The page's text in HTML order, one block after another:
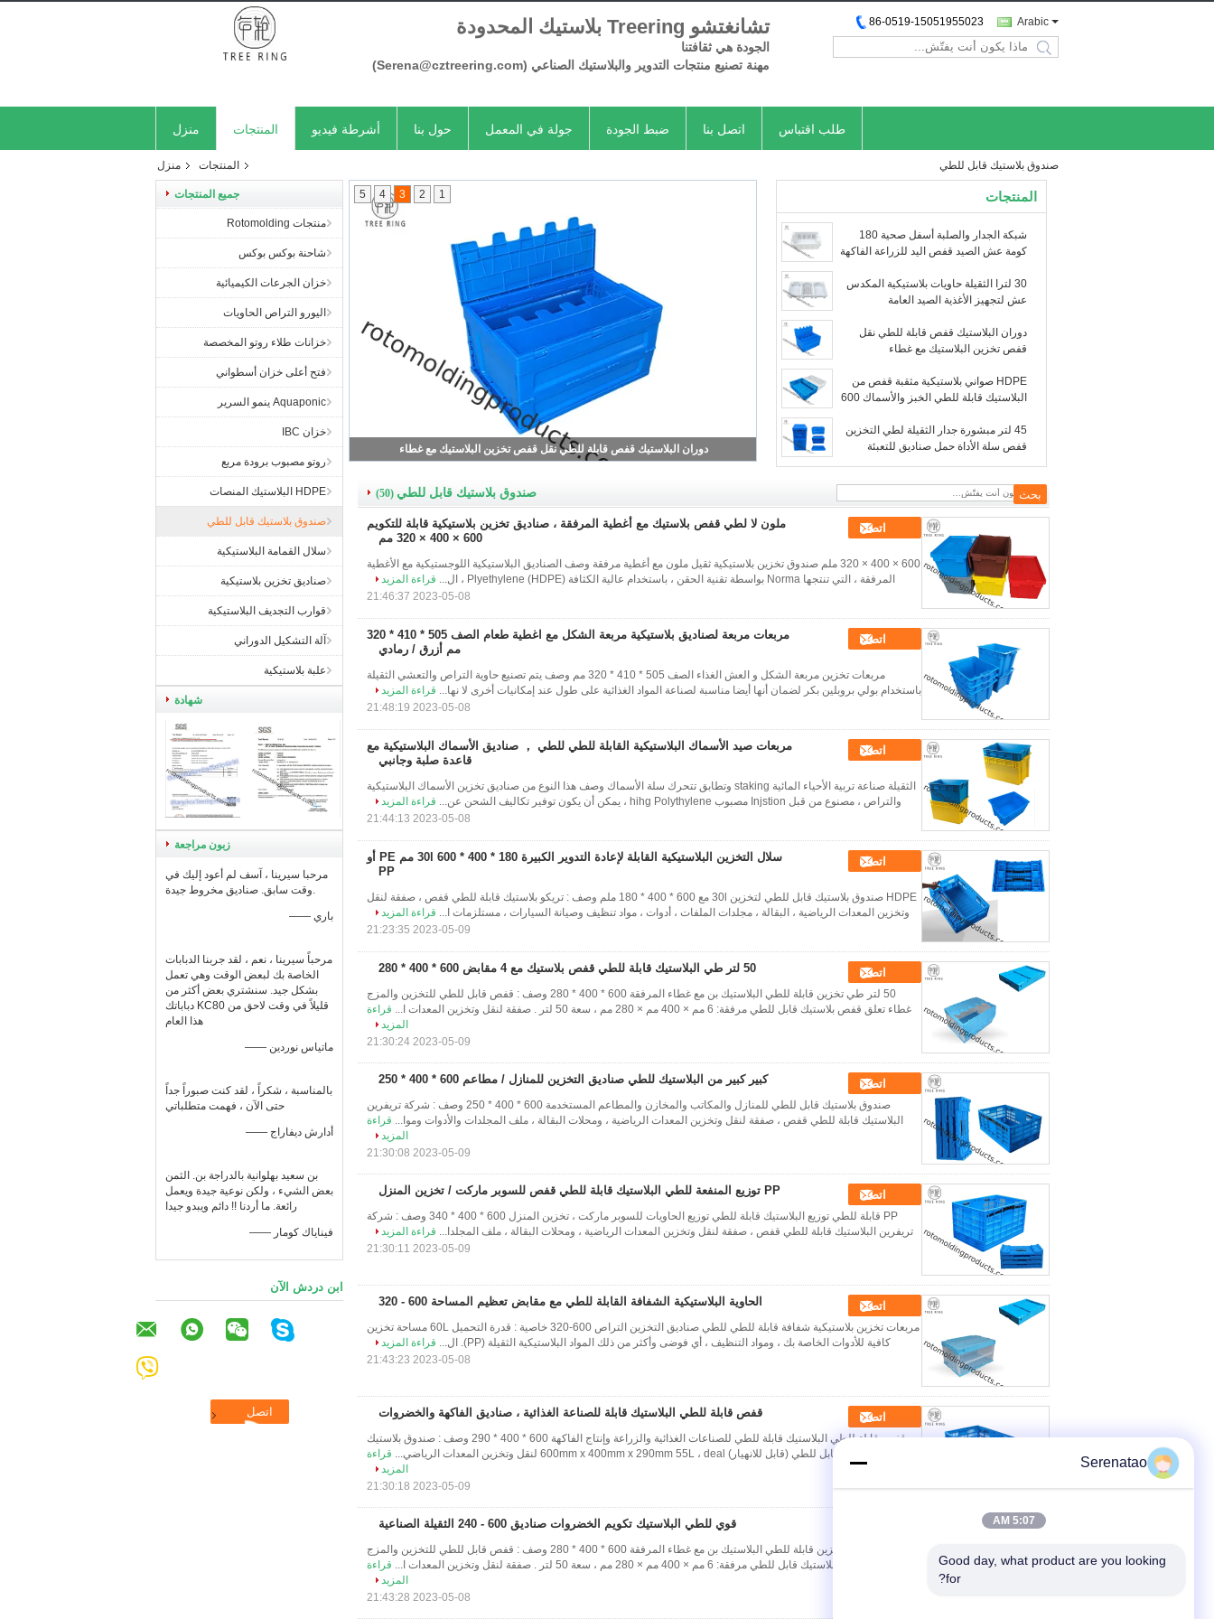
تشانغتشو Treering بلاستيك المحدودة
الجودة هي ثقافتنا
مهنة تصنيع منتجات التدوير والبلاستيك الصناعي (Serena@cztreering.com)
Arabic
86-0519-15051955023
search
منزل المنتجات أشرطة فيديو حول بنا جولة في المعمل ضبط الجودة اتصل بنا طلب اقتباس
منزل المنتجات صندوق بلاستيك قابل للطي
جميع المنتجات
منتجات Rotomolding
شاحنة بوكس ​​بوكس
خزان الجرعات الكيميائية
اليورو التراص الحاويات
خزانات طلاء روتو المخصصة
فتح أعلى خزان أسطواني
Aquaponic ينمو السرير
خزان IBC
روتو مصبوب برودة مربع
HDPE البلاستيك المنصات
صندوق بلاستيك قابل للطي
سلال القمامة البلاستيكية
صناديق تخزين بلاستيكية
قوارب التجديف البلاستيكية
آلة التشكيل الدوراني
علبة بلاستيكية
شهادة
زبون مراجعة
مرحبا سيرينا ، آسف لم أعود إليك في
وقت سابق. صناديق مخروط جيدة.
—— باري
مرحباً سيرينا ، نعم ، لقد جربنا الدبابات
الخاصة بك لبعض الوقت وهي تعمل
بشكل جيد. سنشتري بعض أكثر من
دباباتك KC80 قليلاً في وقت لاحق من
هذا العام
—— ماتياس نوردين
بالمناسبة ، شكراً ، لقد كنت صبوراً جداً
حتى الآن ، فهمت متطلباتي
—— أدارش ديفاراج
بن سعيد بهلوانية بالدراجة بن. الثمن
بعض الشيء ، ولكن نوعية جيدة ويعمل
رائعة. ما أردنا !! دائم ويبدو جيدا
—— فيناياك كومار
ابن دردش الآن
1
2
3
4
5 المنتجات
شبكة الجدار والصلبة أسفل صحية 180
كومة عش الصيد قفص اليد للزراعة الفاكهة
30 لترا الثقيلة حاويات بلاستيكية المكدس
عش لتجهيز الأغذية الصيد العامة
دوران البلاستيك قفص قابلة للطي نقل
قفص تخزين البلاستيك مع غطاء
HDPE صواني بلاستيكية مثقبة قفص من
البلاستيك قابلة للطي الخبز والأسماك 600
45 لتر مبشورة جدار الثقيلة لطي التخزين
قفص سلة الأداة حمل صناديق للتعبئة
صندوق بلاستيك قابل للطي (50)
ملون لا لطي قفص بلاستيك مع أغطية المرفقة ، صناديق تخزين بلاستيكية قابلة للتكويم
600 × 400 × 320 مم
اتصل
600 × 400 × 320 ملم صندوق تخزين بلاستيكية ثقيل ملون مع أغطية مرفقة وصف الصناديق البلاستيكية اللوجستيكية مع الأغطية
المرفقة ، التي تنتجها Norma بواسطة تقنية الحقن ، باستخدام عالية الكثافة Plyethylene (HDPE) ، ال...
قراءة المزيد
2023-05-08 21:46:37
مربعات مربعة لصناديق بلاستيكية مربعة الشكل مع اغطية طعام الصف 505 * 410 * 320
مم أزرق / رمادي
اتصل
مربعات تخزين مربعة الشكل و العش الغذاء الصف 505 * 410 * 320 مم وصف يتم تصنيع حاوية التراص والتعشي الثقيلة
باستخدام بولي بروبلين بكر لضمان أنها أيضا مناسبة لصناعة المواد الغذائية على طول عند إمكانيات أخرى لا نها... قراءة المزيد
2023-05-08 21:48:19
مربعات صيد الأسماك البلاستيكية القابلة للطي للطي ， صناديق الأسماك البلاستيكية مع
قاعدة صلبة وجانبي
اتصل
الثقيلة صناعة تربية الأحياء المائية staking وتطابق تتحرك سلة الأسماك وصف هذا النوع من صناديق تخزين الأسماك البلاستيكية
والتراص ، مصنوع من قبل Injstion مصبوب hihg Polythylene ، يمكن أن يكون توفير تكاليف الشحن عن...
قراءة المزيد
2023-05-08 21:44:13
سلال التخزين البلاستيكية القابلة لإعادة التدوير الكبيرة 30l 600 * 400 * 180 مم PE أو
PP
اتصل
HDPE صندوق بلاستيك قابل للطي لتخزين 30l مع 600 * 400 * 180 ملم وصف : تريكو بلاستيك قابلة للطي قفص ، صفقة لنقل
وتخزين المعدات الرياضية ، البقالة ، مجلدات الملفات ، أدوات ، مواد تنظيف وصيانة السيارات ، مستلزمات ا... قراءة المزيد
2023-05-09 21:23:35
50 لتر طي البلاستيك قابلة للطي قفص بلاستيك مع 4 مقابض 600 * 400 * 280 اتصل
50 لتر طي تخزين قابلة للطي البلاستيك بن مع غطاء المرفقة 600 * 400 * 280 وصف : قفص قابل للطي للتخزين والمزج
غطاء تعلق قفص بلاستيك قابل للطي مرفقة: 6 مم × 400 مم × 280 مم ، سعة 50 لتر . صفقة لنقل وتخزين المعدات ا...
قراءة
المزيد
2023-05-09 21:30:24
كبير كبير من البلاستيك للطي صناديق التخزين للمنازل / مطاعم 600 * 400 * 250 اتصل
صندوق بلاستيك قابل للطي للمنازل والمكاتب والمخازن والمطاعم المستخدمة 600 * 400 * 250 وصف : شركة تريفرين
البلاستيك قابلة للطي قفص ، صفقة لنقل وتخزين المعدات الرياضية ، ومحلات البقالة ، ملف المجلدات والأدوات وموا... قراءة
المزيد
2023-05-09 21:30:08
PP توزيع المنفعة للطي البلاستيك قابلة للطي قفص للسوبر ماركت / تخزين المنزل اتصل
PP قابلة للطي توزيع البلاستيك قابلة للطي توزيع الحاويات للسوبر ماركت ، تخزين المنزل 600 * 400 * 340 وصف : شركة
تريفرين البلاستيك قابلة للطي قفص ، صفقة لنقل وتخزين المعدات الرياضية ، ومحلات البقالة ، ملف المجلدا... قراءة المزيد
2023-05-09 21:30:11
الحاوية البلاستيكية الشفافة القابلة للطي مع مقابض تعظيم المساحة 600 - 320 اتصل
مربعات تخزين بلاستيكية شفافة قابلة للطي للطي صناديق التخزين التراص 600-320 خاصية : قدرة التحميل 60L مساحة تخزين
كافية للأدوات الخاصة بك ، ومواد التنظيف ، أي فوضى وأكثر من ذلك المواد البلاستيكية الثقيلة (PP). ال...
قراءة المزيد
2023-05-08 21:43:23
قفص قابلة للطي البلاستيك قابلة للصناعة الغذائية ، صناديق الفاكهة والخضروات اتصل
قفص قابلة للطي البلاستيك قابلة للطي للصناعات الغذائية والزراعة وإنتاج الفاكهة 600 * 400 * 290 وصف : صندوق بلاستيك
قابل للطي قابل للطي (قابل للانهيار) 600mm x 400mm x 290mm 55L ، deal لنقل وتخزين المعدات الرياضي...
قراءة
المزيد
2023-05-09 21:30:18
قوي للطي البلاستيك تكويم الخضروات صناديق 600 - 240 الثقيلة الصناعية
50 لتر طي تخزين قابلة للطي البلاستيك بن مع غطاء المرفقة 600 * 400 * 280 وصف : قفص قابل للطي للتخزين والمزج
غطاء تعلق قفص بلاستيك قابل للطي مرفقة: 6 مم × 400 مم × 280 مم ، سعة 50 لتر . صفقة لنقل وتخزين المعدات ا...
قراءة
المزيد
2023-05-08 21:43:28
Serenatao
5:07 AM
Good day, what product are you looking
for?